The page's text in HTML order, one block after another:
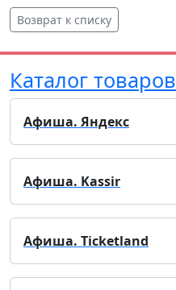
Возврат к списку
Каталог товаров
Афиша. Яндекс
Афиша. Kassir
Афиша. Ticketland